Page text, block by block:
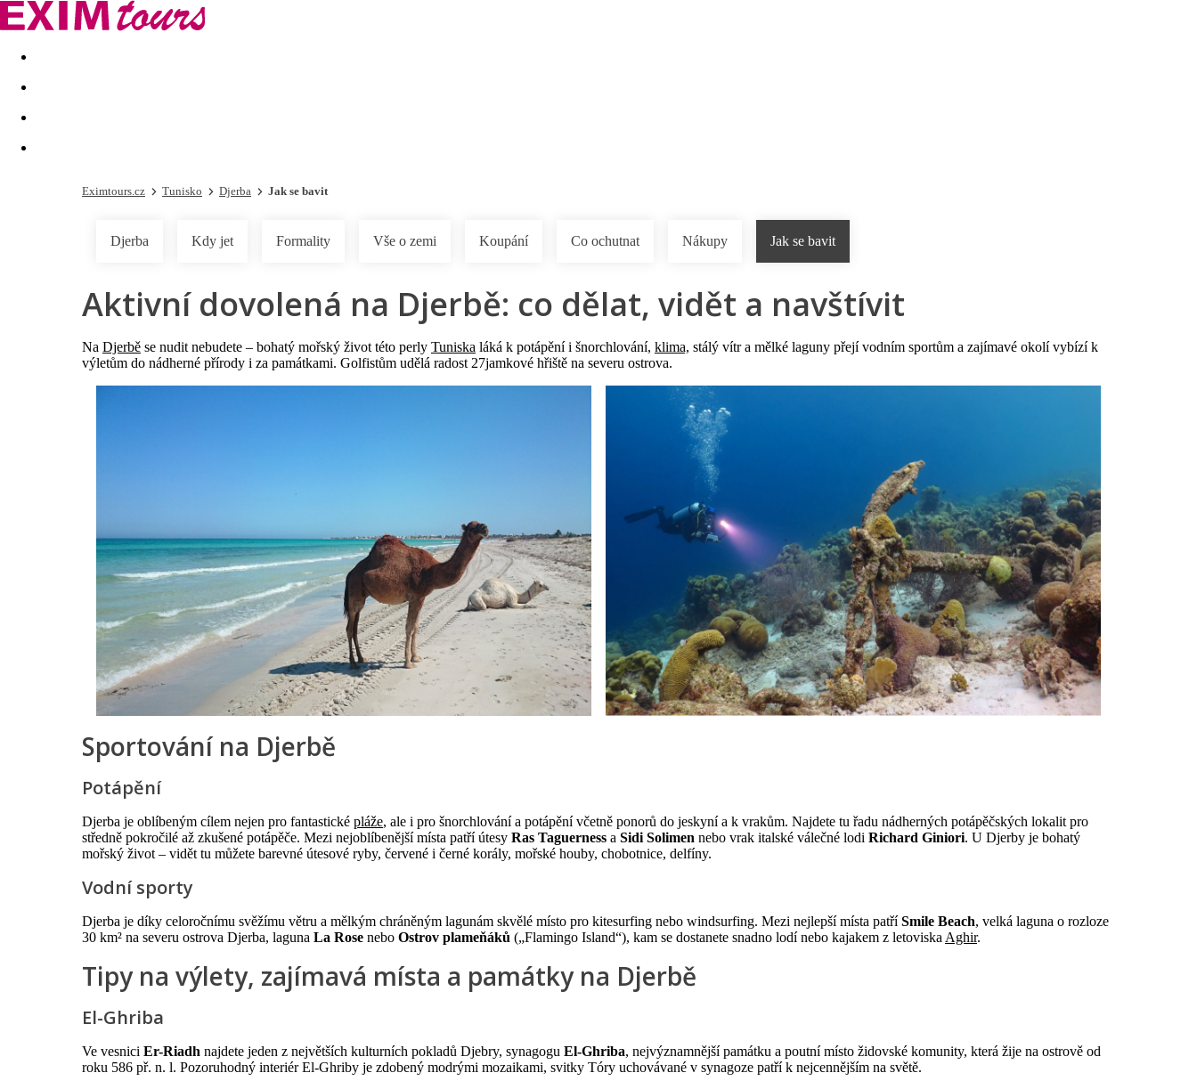
Akční nabídky Last minute
Eximtours.cz Tunisko Djerba Jak se bavit
Djerba Kdy jet Formality Vše o zemi Koupání Co ochutnat Nákupy Jak se bavit
Aktivní dovolená na Djerbě: co dělat, vidět a navštívit
Na Djerbě se nudit nebudete – bohatý mořský život této perly Tuniska láká k potápění i šnorchlování, klima, stálý vítr a mělké laguny přejí vodním sportům a zajímavé okolí vybízí k
výletům do nádherné přírody i za památkami. Golfistům udělá radost 27jamkové hřiště na severu ostrova.
Sportování na Djerbě
Potápění
Djerba je oblíbeným cílem nejen pro fantastické pláže, ale i pro šnorchlování a potápění včetně ponorů do jeskyní a k vrakům. Najdete tu řadu nádherných potápěčských lokalit pro
středně pokročilé až zkušené potápěče. Mezi nejoblíbenější místa patří útesy Ras Taguerness a Sidi Solimen nebo vrak italské válečné lodi Richard Giniori. U Djerby je bohatý
mořský život – vidět tu můžete barevné útesové ryby, červené i černé korály, mořské houby, chobotnice, delfíny.
Vodní sporty
Djerba je díky celoročnímu svěžímu větru a mělkým chráněným lagunám skvělé místo pro kitesurfing nebo windsurfing. Mezi nejlepší místa patříSmile Beach, velká laguna o rozloze
30 km² na severu ostrova Djerba, laguna La Rose nebo Ostrov plameňáků („Flamingo Island“), kam se dostanete snadno lodí nebo kajakem z letoviska Aghir.
Tipy na výlety, zajímavá místa a památky na Djerbě
El-Ghriba
Ve vesnici Er-Riadh najdete jeden z největších kulturních pokladů Djebry, synagogu El-Ghriba, nejvýznamnější památku a poutní místo židovské komunity, která žije na ostrově od
roku 586 př. n. l. Pozoruhodný interiér El-Ghriby je zdobený modrými mozaikami, svitky Tóry uchovávané v synagoze patří k nejcennějším na světě.